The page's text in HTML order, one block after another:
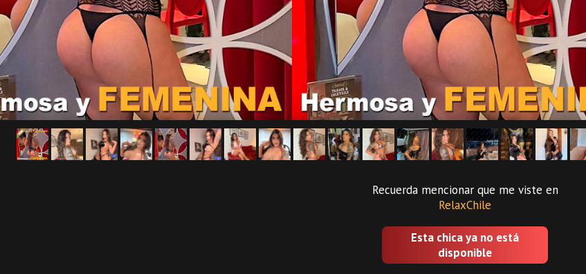
Recuerda mencionar que me viste en
RelaxChile
Esta chica ya no está
disponible